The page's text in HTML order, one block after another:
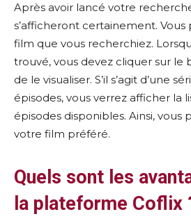
Après avoir lancé votre
s’afficheront certainement.
film que vous recherchiez.
trouvé, vous devez cliquer sur le
de le visualiser. S’il s’agit d’une
épisodes, vous verrez afficher la
épisodes disponibles. Ainsi,
votre film préféré.
Quels sont les
la plateforme Coflix